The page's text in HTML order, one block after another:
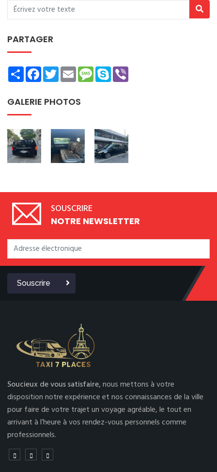
PARTAGER
ShareFacebookTwitterEmailMessage
Skype
GALERIE PHOTOS
SOUSCRIRE
NOTRE NEWSLETTER
Souscrire
Soucieux de vous satisfaire,nous mettons à votre
disposition notre expérience et nos connaissances de la ville
pour faire de votre trajet un voyage agréable, le tout en
arrivant à l’heure à vos rendez-vous personnels comme
professionnels.